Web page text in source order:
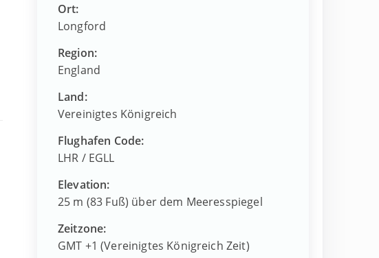
Ort:
Longford
Region:
England
Land:
Vereinigtes Königreich
Flughafen Code:
LHR / EGLL
Elevation:
25 m (83 Fuß) über dem Meeresspiegel
Zeitzone:
GMT +1 (Vereinigtes Königreich Zeit)